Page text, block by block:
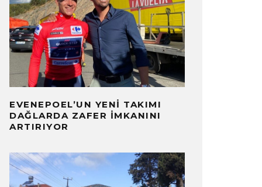
EVENEPOEL’UN YENI TAKIMI
DAĞLARDA ZAFER İMKANINI
ARTIRIYOR